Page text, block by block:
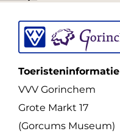
Toeristeninformatie
VVV Gorinchem
Grote Markt 17
(Gorcums Museum)